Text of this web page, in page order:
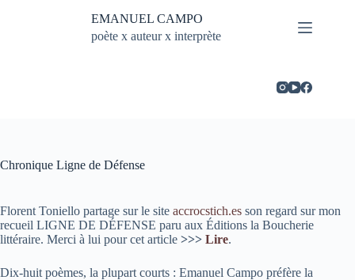
EMANUEL CAMPO
poète x auteur x interprète
Chronique Ligne de Défense
Florent Toniello partage sur le site accrocstich.es son regard sur mon
recueil LIGNE DE DÉFENSE paru aux Éditions la Boucherie
littéraire. Merci à lui pour cet article >>> Lire.
Dix-huit poèmes, la plupart courts : Emanuel Campo préfère la